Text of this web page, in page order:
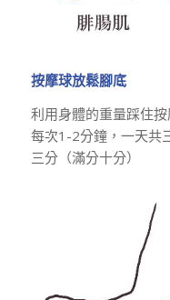
按摩球放鬆腳底
利用身體的重量踩住
每次1-2分鐘，一天共
三分（滿分十分）